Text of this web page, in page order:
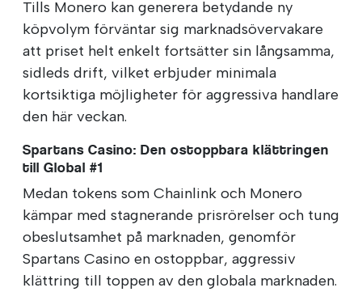
Tills Monero kan generera betydande ny
köpvolym förväntar sig marknadsövervakare
att priset helt enkelt fortsätter sin långsamma,
sidleds drift, vilket erbjuder minimala
kortsiktiga möjligheter för aggressiva handlare
den här veckan.
Spartans Casino: Den ostoppbara klättringen
till Global #1
Medan tokens som Chainlink och Monero
kämpar med stagnerande prisrörelser och tung
obeslutsamhet på marknaden, genomför
Spartans Casino en ostoppbar, aggressiv
klättring till toppen av den globala marknaden.